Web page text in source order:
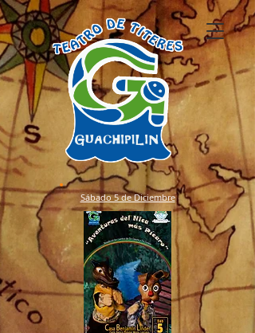
Sábado 5 de Diciembre